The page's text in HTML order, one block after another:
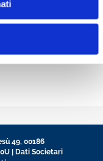
49, 00186
|
Dati Societari